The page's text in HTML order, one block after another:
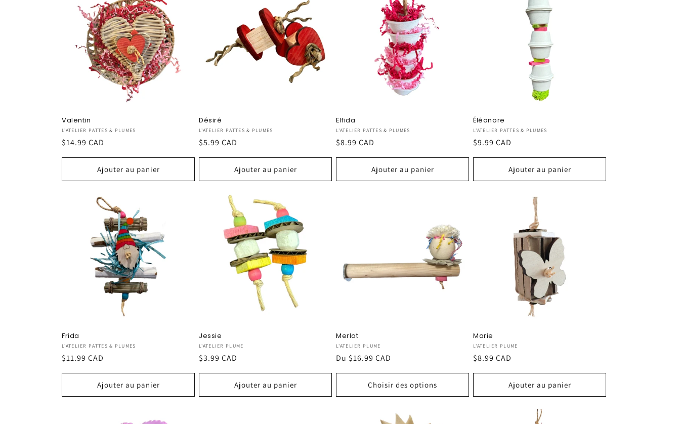
Valentin
Fournisseur :
L'ATELIER PATTES & PLUMES
Prix
$14.99 CAD
Ajouter au panier
Désiré
Fournisseur :
L'ATELIER PATTES & PLUMES
Prix
$5.99 CAD
Ajouter au panier
Elfida
Fournisseur :
L'ATELIER PATTES & PLUMES
Prix
$8.99 CAD
Ajouter au panier
Éléonore
Fournisseur :
L'ATELIER PATTES & PLUMES
Prix
$9.99 CAD
Ajouter au panier
Frida
Fournisseur :
L'ATELIER PATTES & PLUMES
Prix
$11.99 CAD
Ajouter au panier
Jessie
Fournisseur :
L'ATELIER PLUME
Prix
$3.99 CAD
Ajouter au panier
Merlot
Fournisseur :
L'ATELIER PLUME
Prix
Du $16.99 CAD
Choisir des options
Marie
Fournisseur :
L'ATELIER PLUME
Prix
$8.99 CAD
Ajouter au panier